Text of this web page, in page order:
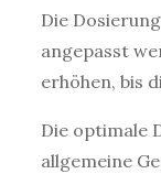
Die
angepasst
erhöhen, bis
Die optimale
allgemeine